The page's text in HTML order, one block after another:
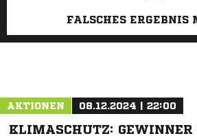
FALSCHES ERGEBNIS
AKTIONEN 08.12.2024 | 22:00
KLIMASCHUTZ: GEWINNER